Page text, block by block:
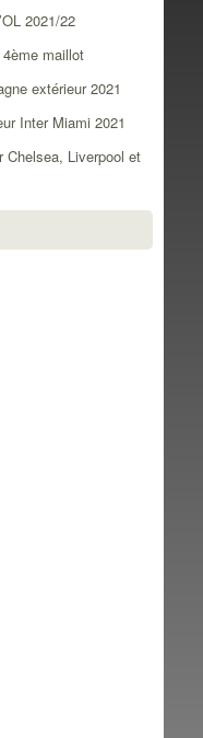
2021/22
4ème maillot
extérieur 2021
Inter Miami 2021
Chelsea, Liverpool et